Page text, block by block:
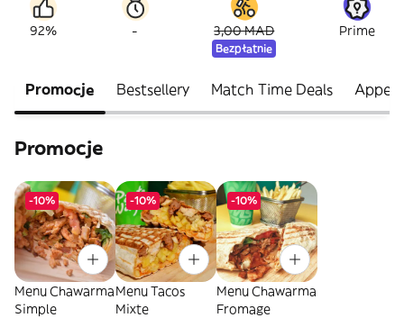
92% - 3,00 MAD
Bezpłatnie
Prime
Promocje Bestsellery Match Time Deals
Promocje
-10%
Menu Chawarma
Simple
-10%
Menu Tacos
Mixte
-10%
Menu Chawarma
Fromage